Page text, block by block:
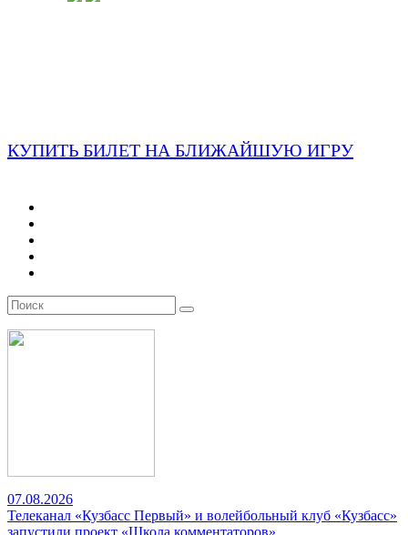
КУПИТЬ БИЛЕТ НА БЛИЖАЙШУЮ ИГРУ
07.08.2026
Телеканал «Кузбасс Первый» и волейбольный клуб «Кузбасс»
запустили проект «Школа комментаторов»